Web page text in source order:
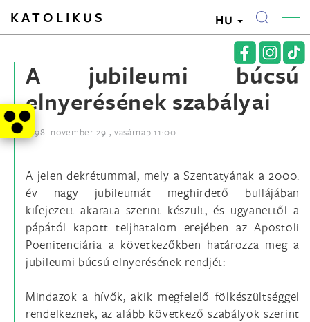
KATOLIKUS HU
A jubileumi búcsú
elnyerésének szabályai
1998. november 29., vasárnap 11:00
A jelen dekrétummal, mely a Szentatyának a 2000.
év nagy jubileumát meghirdető bullájában
kifejezett akarata szerint készült, és ugyanettől a
pápától kapott teljhatalom erejében az Apostoli
Poenitenciária a következőkben határozza meg a
jubileumi búcsú elnyerésének rendjét:
Mindazok a hívők, akik megfelelő fölkészültséggel
rendelkeznek, az alább következő szabályok szerint